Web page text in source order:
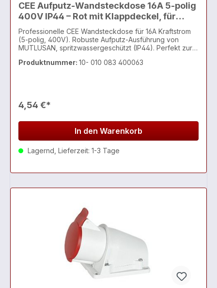
CEE Aufputz-Wandsteckdose 16A 5-polig
400V IP44 – Rot mit Klappdeckel, für
Werkstatt & Garage
Professionelle CEE Wandsteckdose für 16A Kraftstrom
(5-polig, 400V). Robuste Aufputz-Ausführung von
MUTLUSAN, spritzwassergeschützt (IP44). Perfekt zur
Garage oder Feuchtraum. Mit rotem Klappdeckel.
Produktnummer: 10- 010 083 400063
4,54 €*
In den Warenkorb
Lagernd, Lieferzeit: 1-3 Tage